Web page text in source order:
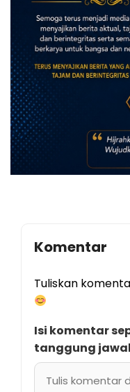
Komentar
Tuliskan
Isi komentar
tanggung